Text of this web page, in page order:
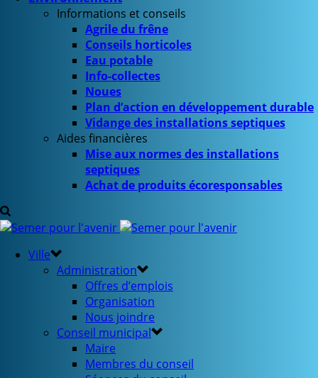
Informations et conseils
Agrile du frêne
Conseils horticoles
Eau potable
Info-collectes
Noues
Plan d’action en développement durable
Vidange des installations septiques
Aides financières
Mise aux normes des installations
septiques
Achat de produits écoresponsables
Ville
Administration
Offres d’emplois
Organisation
Nous joindre
Conseil municipal
Maire
Membres du conseil